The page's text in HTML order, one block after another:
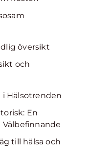
översikt
och
Hälsotrenden
En
Välbefinnande
till hälsa och